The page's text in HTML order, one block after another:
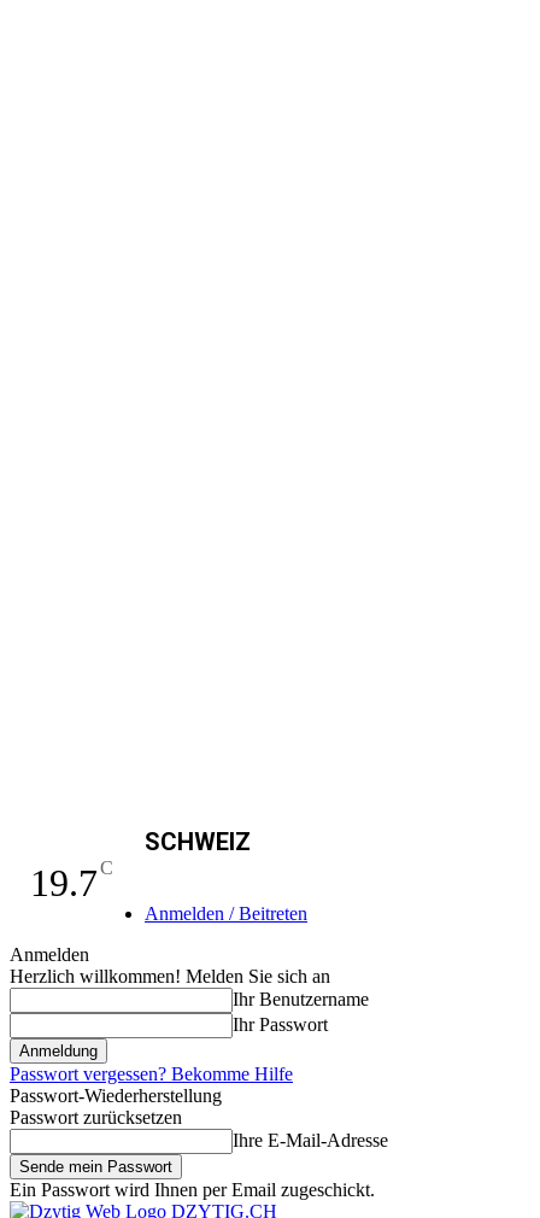
19.7C
SCHWEIZ
Anmelden / Beitreten
Anmelden
Herzlich willkommen! Melden Sie sich an
Ihr Benutzername
Ihr Passwort
Passwort vergessen? Bekomme Hilfe
Passwort-Wiederherstellung
Passwort zurücksetzen
Ihre E-Mail-Adresse
Ein Passwort wird Ihnen per Email zugeschickt.
DZYTIG.CH